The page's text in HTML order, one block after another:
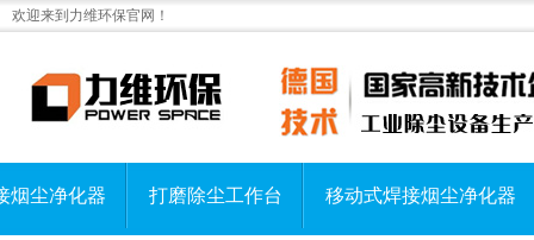
欢迎来到力维环保官网！
烟尘净化器 打磨除尘工作台 移动式焊接烟尘净化器